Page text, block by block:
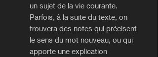
un sujet de la vie courante.
Parfois, à la suite du texte, on
trouvera des notes qui précisent
le sens du mot nouveau, ou qui
apporte une explication